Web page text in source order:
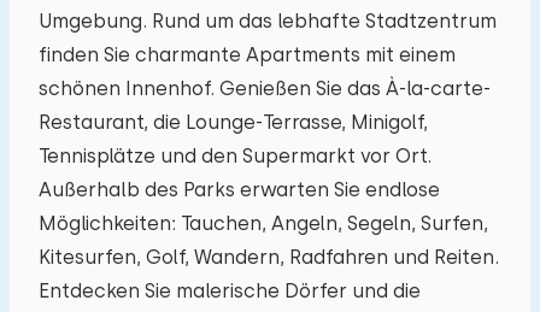
Umgebung. Rund um das lebhafte Stadtzentrum
finden Sie charmante Apartments mit einem
schönen Innenhof. Genießen Sie das À-la-carte-
Restaurant, die Lounge-Terrasse, Minigolf,
Tennisplätze und den Supermarkt vor Ort.
Außerhalb des Parks erwarten Sie endlose
Möglichkeiten: Tauchen, Angeln, Segeln, Surfen,
Kitesurfen, Golf, Wandern, Radfahren und Reiten.
Entdecken Sie malerische Dörfer und die
24 25 26 27 28 29 30
31 01 02 03 04 05